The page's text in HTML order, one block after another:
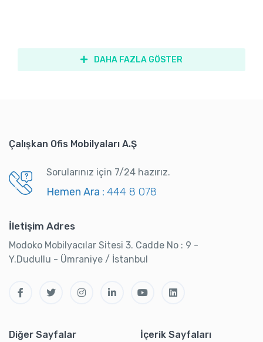
DAHA FAZLA GÖSTER
Çalışkan Ofis Mobilyaları A.Ş
Sorularınız için 7/24 hazırız.
Hemen Ara : 444 8 078
İletişim Adres
Modoko Mobilyacılar Sitesi 3. Cadde No : 9 -
Y.Dudullu - Ümraniye / İstanbul
Diğer Sayfalar İçerik Sayfaları